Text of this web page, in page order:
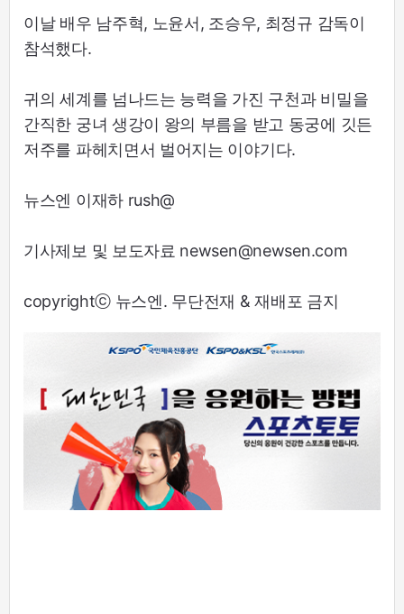
이날 배우 남주혁, 노윤서, 조승우, 최정규 감독이
참석했다.
귀의 세계를 넘나드는 능력을 가진 구천과 비밀을
간직한 궁녀 생강이 왕의 부름을 받고 동궁에 깃든
저주를 파헤치면서 벌어지는 이야기다.
뉴스엔 이재하 rush@
기사제보 및 보도자료 newsen@newsen.com
copyrightⓒ 뉴스엔. 무단전재 & 재배포 금지